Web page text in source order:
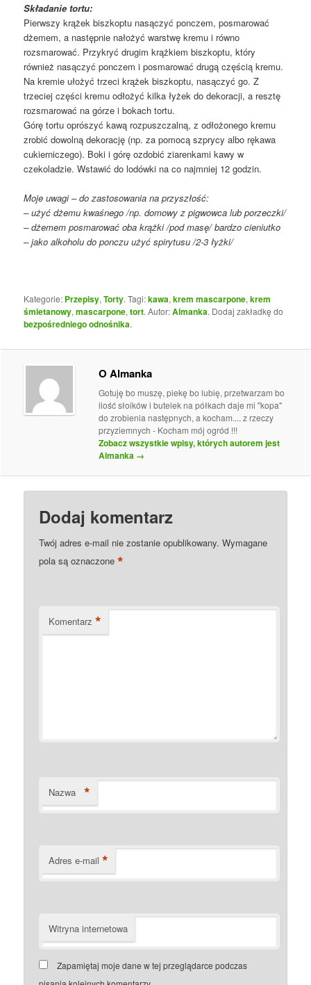
Składanie tortu:
Pierwszy krążek biszkoptu nasączyć ponczem, posmarować
dżemem, a następnie nałożyć warstwę kremu i równo
rozsmarować. Przykryć drugim krążkiem biszkoptu, który
również nasączyć ponczem i posmarować drugą częścią kremu.
Na kremie ułożyć trzeci krążek biszkoptu, nasączyć go. Z
trzeciej części kremu odłożyć kilka łyżek do dekoracji, a resztę
rozsmarować na górze i bokach tortu.
Górę tortu oprószyć kawą rozpuszczalną, z odłożonego kremu
zrobić dowolną dekorację (np. za pomocą szprycy albo rękawa
cukierniczego). Boki i górę ozdobić ziarenkami kawy w
czekoladzie. Wstawić do lodówki na co najmniej 12 godzin.
Moje uwagi – do zastosowania na przyszłość:
– użyć dżemu kwaśnego /np. domowy z pigwowca lub porzeczki/
– dżemem posmarować oba krążki /pod masę/ bardzo cieniutko
– jako alkoholu do ponczu użyć spirytusu /2-3 łyżki/
Kategorie: Przepisy,Torty. Tagi:kawa,krem mascarpone,krem
śmietanowy,mascarpone,tort. Autor:Almanka. Dodaj zakładkę do
bezpośredniego odnośnika.
O Almanka
Gotuję bo muszę, piekę bo lubię, przetwarzam bo
ilość słoików i butelek na półkach daje mi "kopa"
do zrobienia następnych, a kocham.... z rzeczy
przyziemnych - Kocham mój ogród !!!
Zobacz wszystkie wpisy, których autorem jest
Almanka →
Dodaj komentarz
Twój adres e-mail nie zostanie opublikowany. Wymagane
pola są oznaczone*
Komentarz *
Nazwa *
Adres e-mail *
Witryna internetowa
Zapamiętaj moje dane w tej przeglądarce podczas